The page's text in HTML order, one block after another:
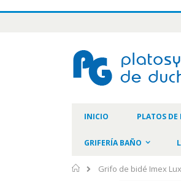
INICIO PLATOS DE
GRIFERÍA BAÑO
Inicio
Grifo de bidé Imex